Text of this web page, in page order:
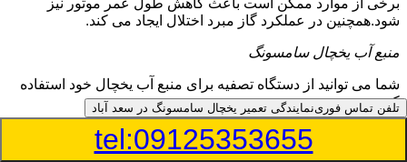
برخی از موارد ممکن است باعث کاهش طول عمر موتور نیز
شود.همچنین در عملکرد گاز مبرد اختلال ایجاد می کند.
منبع آب یخچال سامسونگ
شما می توانید از دستگاه تصفیه برای منبع آب یخچال خود استفاده
کنید
در دفترچه راهنمای یخچال سامسونگ قسمت ویژه ای به منبع آب
آن و راهنمایی لازم در زمینه نصب و استفاده از آن اختصاص داده
تلفن تماس فورینمایندگی تعمیر یخچال سامسونگ در سعد آباد
tel:09125353655